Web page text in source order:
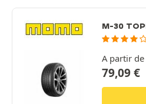
M-30
A partir de
79,09€